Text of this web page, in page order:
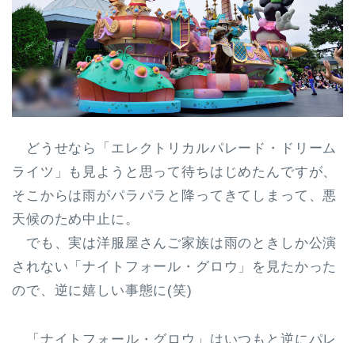
どうせなら「エレクトリカルパレード・ドリーム
ライツ」も見ようと思って待ちはじめたんですが、
そこからは雨がパラパラと降ってきてしまって、悪
天候のため中止に。
でも、実は洋服屋さんご家族は雨のときしか公演
されない「ナイトフォール・グロウ」を見たかった
ので、逆に嬉しい事態に(笑)
「ナイトフォール・グロウ」はいつもと逆にパレ